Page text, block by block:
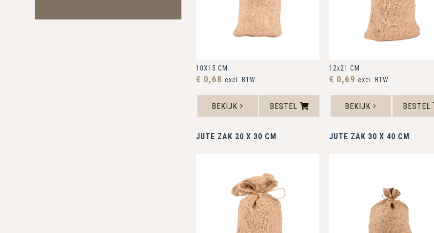
10X15 CM
€ 0,68 excl. BTW
BEKIJK BESTEL
12x21 CM
€ 0,69excl. BTW
BEKIJK BESTEL
JUTE ZAK 20 X 30 CM JUTE ZAK 30 X 40 CM